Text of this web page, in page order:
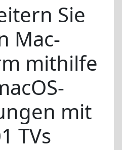
Sie
Mac-
mithilfe
mit
TVs